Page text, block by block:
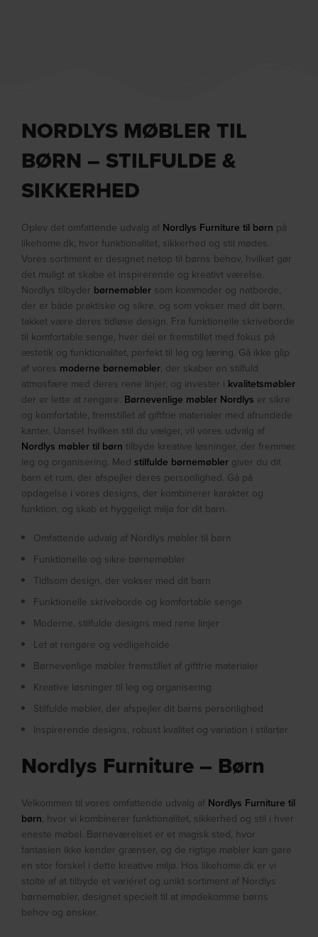
NORDLYS MØBLER TIL
BØRN – STILFULDE &
SIKKERHED
Oplev det omfattende udvalg af Nordlys Furniture til børn på
likehome.dk, hvor funktionalitet, sikkerhed og stil mødes.
Vores sortiment er designet netop til børns behov, hvilket gør
det muligt at skabe et inspirerende og kreativt værelse.
Nordlys tilbyder børnemøbler som kommoder og natborde,
der er både praktiske og sikre, og som vokser med dit barn,
takket være deres tidløse design. Fra funktionelle skriveborde
til komfortable senge, hver del er fremstillet med fokus på
æstetik og funktionalitet, perfekt til leg og læring. Gå ikke glip
af vores moderne børnemøbler, der skaber en stilfuld
atmosfære med deres rene linjer, og invester i kvalitetsmøbler
der er lette at rengøre. Børnevenlige møbler Nordlys er sikre
og komfortable, fremstillet af giftfrie materialer med afrundede
kanter. Uanset hvilken stil du vælger, vil vores udvalg af
Nordlys møbler til børn tilbyde kreative løsninger, der fremmer
leg og organisering. Med stilfulde børnemøbler giver du dit
barn et rum, der afspejler deres personlighed. Gå på
opdagelse i vores designs, der kombinerer karakter og
funktion, og skab et hyggeligt miljø for dit barn.
Omfattende udvalg af Nordlys møbler til børn
Funktionelle og sikre børnemøbler
Tidlsom design, der vokser med dit barn
Funktionelle skriveborde og komfortable senge
Moderne, stilfulde designs med rene linjer
Let at rengøre og vedligeholde
Børnevenlige møbler fremstillet af giftfrie materialer
Kreative løsninger til leg og organisering
Stilfulde møbler, der afspejler dit barns personlighed
Inspirerende designs, robust kvalitet og variation i stilarter
Nordlys Furniture – Børn
Velkommen til vores omfattende udvalg af Nordlys Furniture til
børn, hvor vi kombinerer funktionalitet, sikkerhed og stil i hver
eneste møbel. Børneværelset er et magisk sted, hvor
fantasien ikke kender grænser, og de rigtige møbler kan gøre
en stor forskel i dette kreative miljø. Hos likehome.dk er vi
stolte af at tilbyde et variéret og unikt sortiment af Nordlys
børnemøbler, designet specielt til at imødekomme børns
behov og ønsker.